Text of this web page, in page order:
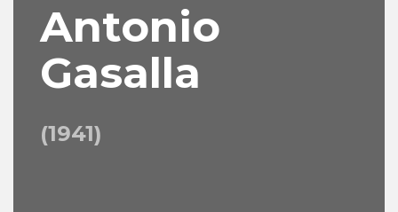
Antonio
Gasalla
(1941)